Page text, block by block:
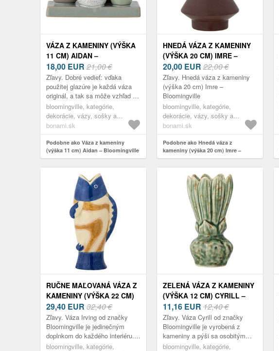
VÁZA Z KAMENINY (VÝŠKA
11 CM) AIDAN –
BLOOMINGVILLE
18,00 EUR 21,00 €
Zľavy. Dobré vedieť: vďaka
použitej glazúre je každá váza
originál, a tak sa môže vzhľad pri
každom kuse ľahko líšiť.
bloomingville, kategórie,
dekorácie, vázy, sošky a
glóbusy, vázy
bonami.sk
Podobne ako Váza z kameniny
(výška 11 cm) Aidan – Bloomingville
HNEDÁ VÁZA Z KAMENINY
(VÝŠKA 20 CM) IMRE –
BLOOMINGVILLE
20,00 EUR 22,00 €
Zľavy. Hnedá váza z kameniny
(výška 20 cm) Imre –
Bloomingville
bloomingville, kategórie,
dekorácie, vázy, sošky a
glóbusy, vázy
bonami.sk
Podobne ako Hnedá váza z
kameniny (výška 20 cm) Imre –
Bloomingville
RUČNE MAĽOVANÁ VÁZA Z
KAMENINY (VÝŠKA 22 CM)
IRVING – BLOOMINGVILLE
29,40 EUR 32,40 €
Zľavy. Váza Irving od značky
Bloomingville je jedinečným
doplnkom do každého interiéru.
Je vyrobená z kameniny a jej
bloomingville, kategórie,
ZELENÁ VÁZA Z KAMENINY
(VÝŠKA 12 CM) CYRILL –
BLOOMINGVILLE
11,16 EUR 12,40 €
Zľavy. Váza Cyrill od značky
Bloomingville je vyrobená z
kameniny a pýši sa osobitým
tvarom. Vzhľadom na prirodzenú
bloomingville, kategórie,